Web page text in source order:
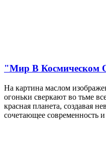
"Мир В Космическом
На картина маслом
огоньки сверкают во тьме
красная планета, создавая
сочетающее современность